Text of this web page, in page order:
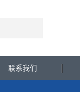
联系我们